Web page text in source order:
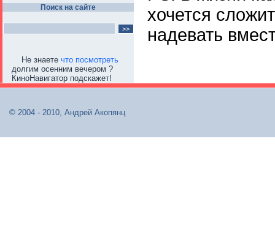
Поиск на сайте
Не знаете что посмотреть
долгим осенним вечером ?
КиноНавигатор подскажет!
хочется
надевать
© 2004 - 2010, Андрей Акопянц